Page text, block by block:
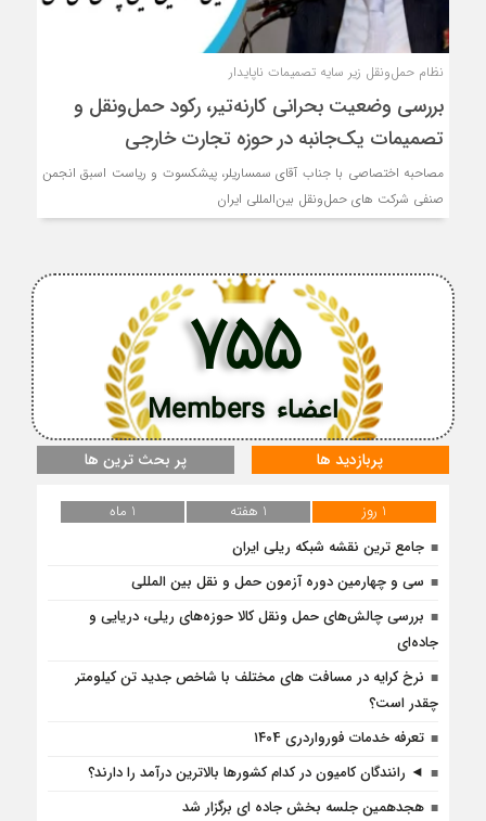
نظام حمل‌ونقل زیر سایه تصمیمات ناپایدار
بررسی وضعیت بحرانی کارنه‌تیر، رکود حمل‌ونقل و
تصمیمات یک‌جانبه در حوزه تجارت خارجی
مصاحبه اختصاصی با جناب آقای سمساریلر، پیشکسوت و رياست اسبق انجمن
صنفي شركت هاي حمل‌ونقل بین‌المللی ایران
اعضاء Members
755
پربازدید ها پر بحث ترین ها
1 روز 1 هفته
1 ماه
جامع ترین نقشه شبکه ریلی ایران
سی و چهارمین دوره آزمون حمل و نقل بین المللی
بررسی چالش‌های حمل ونقل کالا حوزه‌های ریلی، دریایی و
جاده‌ای
نرخ کرایه در مسافت‌ های مختلف با شاخص جدید تن کیلومتر
چقدر است؟
تعرفه خدمات فورواردری ۱۴۰4
◄ رانندگان کامیون در کدام کشورها بالاترین درآمد را دارند؟
هجدهمین جلسه بخش جاده ای برگزار شد